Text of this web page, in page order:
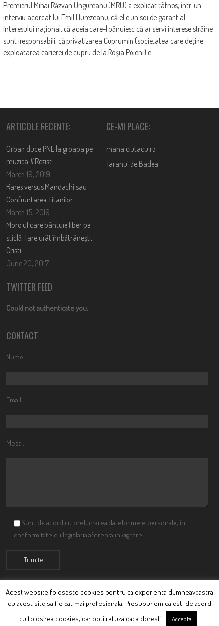
Premierul Mihai Răzvan Ungureanu (MRU) a explicat ţâfnos, într-un
interviu acordat lui Emil Hurezeanu, că el e un soi de garant al
interesului naţional, că aceia care-l bănuiesc că ar servi interese străine
sunt iresponsabili, că privatizarea Cuprumin (societatea care deţine
exploatarea carierei de cupru de la Roşia Poieni) e
ARTICOLE RECENTE:
Orban duce PNL la groapa pe
muzica #Rezist
March 19, 2019
Rares versus Mandachi sau
Confruntarea Titanilor
March 15, 2019
Moroiul care bântuie liber pe
sticlă. Tare urât îmbătrânești,
Cristi….
June 20, 2017
CE-MI PLACE:
mana.ciutacu.ro
Taranu’ de Badea
TWITTER FEED
Could not authenticate you.
CONTACT
Nume:
Email:
Mesaj:
Sunt de acord cu prelucrarea datelor mele personale, in
conformitate cu legislatia aferenta in vigoare
© Ciutacu 2015 Parte a Imperiului Ciutacesc.
Acest website foloseste cookies pentru ca experienta dumneavoastra
cu acest site sa fie cat mai profesionala. Presupunem ca esti de acord
cu folosirea cookies, dar poti refuza daca doresti.
Accepta